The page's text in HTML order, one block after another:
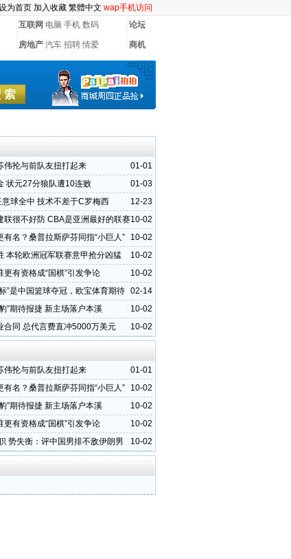
为首页 加入收藏 繁體中文 wap手机访问
互联网 电脑 手机 数码 论坛
房地产 汽车 招聘 情爱 商机
01-01
伟抡与前队友扭打起来
01-03
状元27分狼队遭10连败
12-23
球全中 技术不差于C罗梅西
10-02
联很不好防 CBA是亚洲最好的联赛
10-02
有名？桑普拉斯萨芬同指“小巨人”
10-02
本轮欧洲冠军联赛意甲抢分凶猛
10-02
更有资格成“国棋”引发争论
02-14
”是中国篮球夺冠，欧宝体育期待
10-02
”期待报捷 新主场落户本溪
10-02
合同 总代言费直冲5000万美元
01-01
伟抡与前队友扭打起来
10-02
有名？桑普拉斯萨芬同指“小巨人”
10-02
”期待报捷 新主场落户本溪
10-02
更有资格成“国棋”引发争论
10-02
势失衡：评中国男排不敌伊朗男